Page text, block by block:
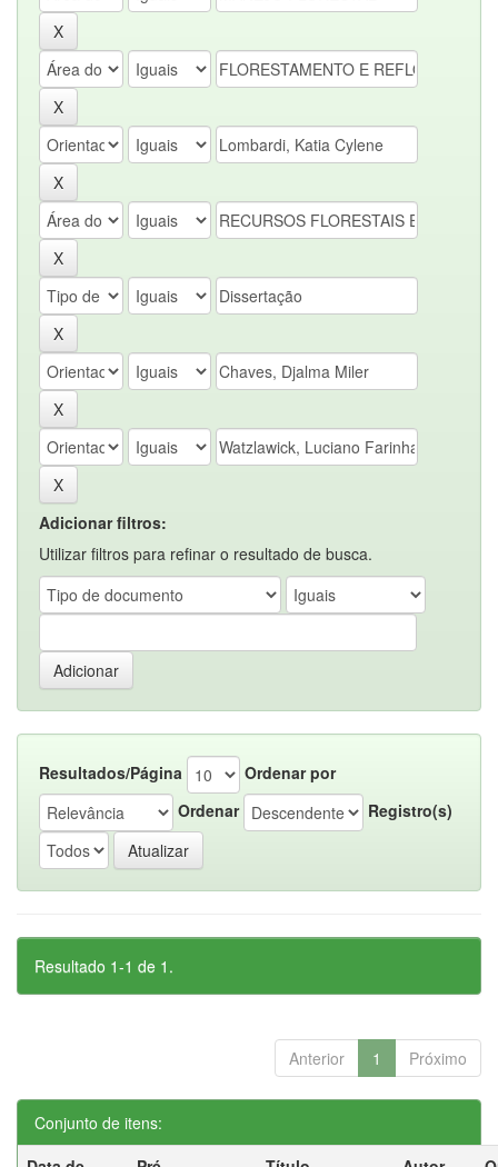
Adicionar filtros:
Utilizar filtros para refinar o resultado de busca.
Resultados/Página
Ordenar por
Ordenar
Registro(s)
Resultado 1-1 de 1.
Anterior 1 Próximo
Conjunto de itens: